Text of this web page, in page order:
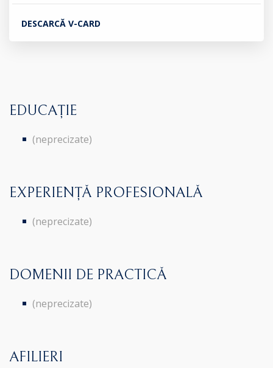
DESCARCĂ V-CARD
EDUCAȚIE
(neprecizate)
EXPERIENȚĂ PROFESIONALĂ
(neprecizate)
DOMENII DE PRACTICĂ
(neprecizate)
AFILIERI